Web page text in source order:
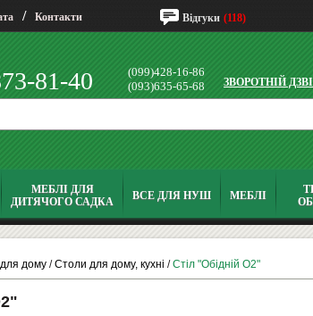
/ Контакти Відгуки (118)
81-40
(099)428-16-86
(093)635-65-68
ЗВОРОТНІЙ
МЕБЛІ ДЛЯ
ДИТЯЧОГО САДКА
ВСЕ ДЛЯ НУШ МЕБЛІ
дому /Столи для дому, кухні /Стіл "Обідній O2"